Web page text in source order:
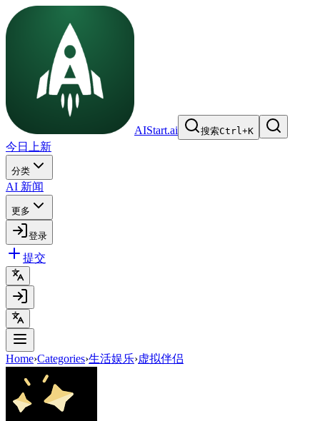
AIStart.ai 搜索Ctrl+K
今日上新
分类
AI 新闻
更多
登录
提交
Home›Categories›生活娱乐›虚拟伴侣